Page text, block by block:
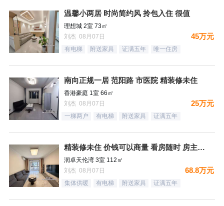
温馨小两居 时尚简约风 拎包入住 很值
理想城 2室 73㎡
刘杰 08月07日
45万元
有电梯 附送家具 证满五年 唯一住房
南向正规一居 范阳路 市医院 精装修未住
香港豪庭 1室 66㎡
刘杰 08月07日
25万元
一梯两户 有电梯 附送家具 证满五年
精装修未住 价钱可以商量 看房随时 房主诚意出售
润卓天伦湾 3室 112㎡
刘杰 08月07日
68.8万元
集体供暖 有电梯 附送家具 证满五年